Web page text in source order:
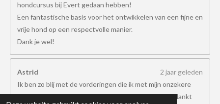
hondcursus bij Evert gedaan hebben!
Een fantastische basis voor het ontwikkelen van een fijne en
vrije hond op een respectvolle manier.
Dank je wel!
Astrid
2 jaar geleden
Ik ben zo blij met de vorderingen die ik met mijn onzekere
hond heb gemaakt door jullie manier van trainen. Bedankt